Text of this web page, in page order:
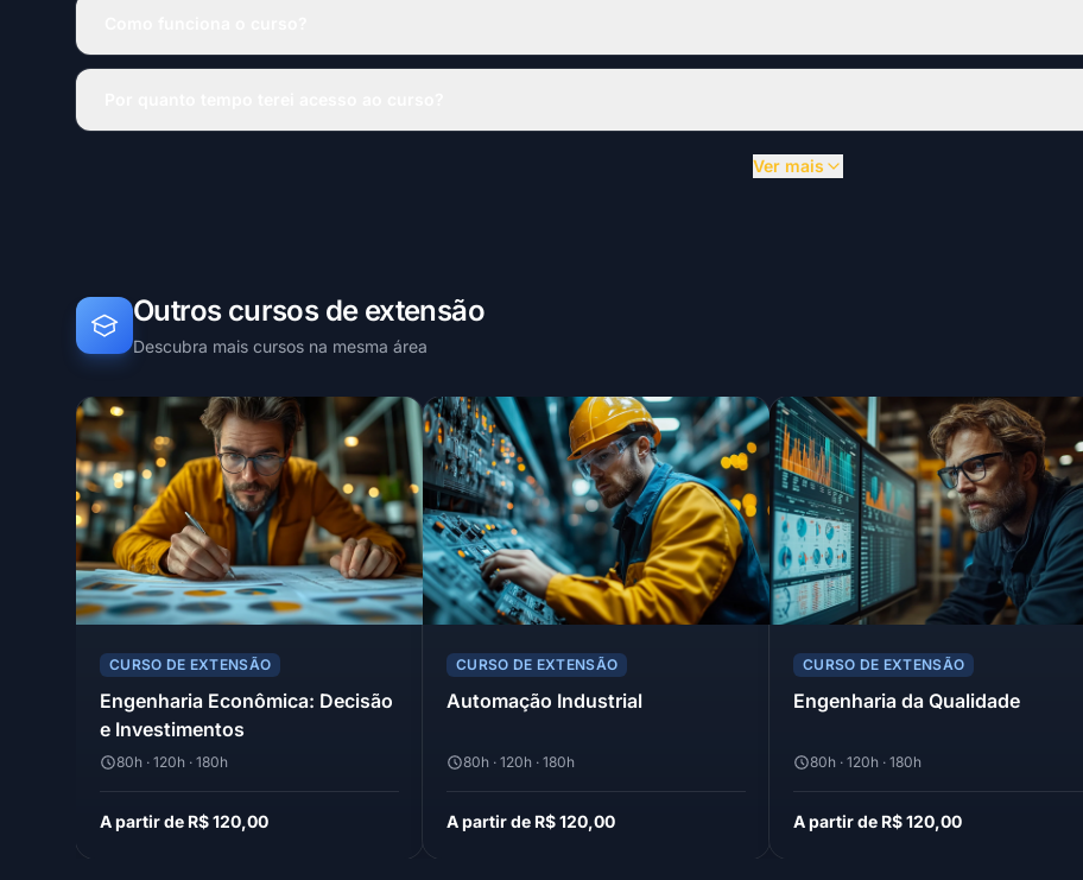
Ver mais
Outros cursos de extensão
Descubra mais cursos na mesma área
CURSO DE EXTENSÃO
Engenharia Econômica: Decisão
e Investimentos
80h · 120h · 180h
A partir de R$ 120,00
CURSO DE EXTENSÃO
Automação Industrial
80h · 120h · 180h
A partir de R$ 120,00
CURSO DE EXTENSÃO
Engenharia da Qualidade
80h · 120h · 180h
A partir de R$ 120,00